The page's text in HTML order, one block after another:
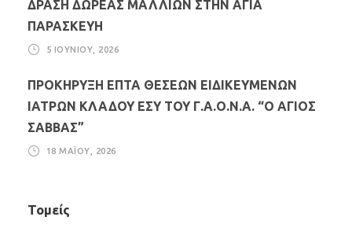
ΔΡΑΣΗ ΔΩΡΕΑΣ ΜΑΛΛΙΩΝ ΣΤΗΝ ΑΓΙΑ
ΠΑΡΑΣΚΕΥΗ
5 ΙΟΥΝΊΟΥ, 2026
ΠΡΟΚΗΡΥΞΗ ΕΠΤΑ ΘΕΣΕΩΝ ΕΙΔΙΚΕΥΜΕΝΩΝ
ΙΑΤΡΩΝ ΚΛΑΔΟΥ ΕΣΥ ΤΟΥ Γ.Α.Ο.Ν.Α. “Ο ΑΓΙΟΣ
ΣΑΒΒΑΣ”
18 ΜΑΪ́ΟΥ, 2026
Τομείς